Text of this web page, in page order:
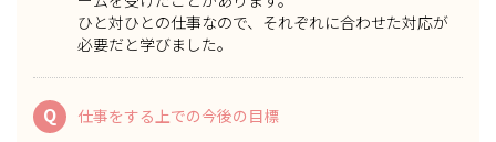
ひと対ひとの仕事なので、それぞれに合わせた対応が
必要だと学びました。
Q 仕事をする上での今後の目標